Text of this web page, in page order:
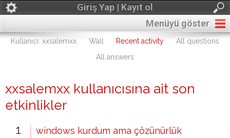
Giriş Yap | Kayıt ol
Menüyü göster
Kullanıcı: xxsalemxx Wall Recent activity
All questions
All answers
xxsalemxx kullanıcısına ait son
etkinlikler
1
windows kurdum ama çözünürlük